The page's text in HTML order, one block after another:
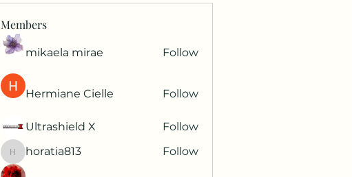
Members
mikaela mirae Follow
Hermiane Cielle Follow
Ultrashield X Follow
horatia813
horatia813 Follow